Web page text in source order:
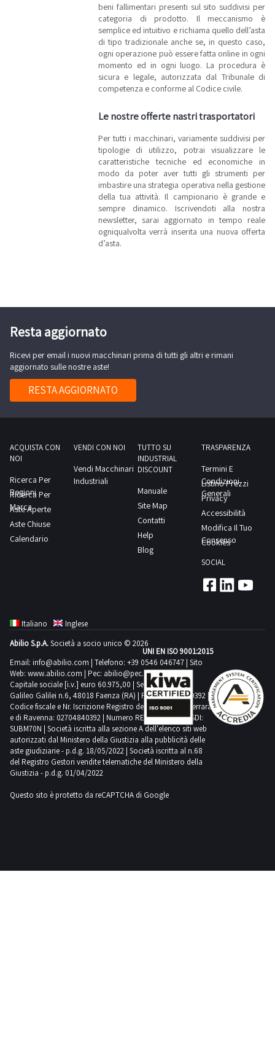
visualizzando
le
tecniche
dei beni. Se
hai dei
dubbi, puoi
sempre
contare su
nostro
ad ogni tua
domanda e
ti
supporterà
durante
ogni fase
della
trattativa.
Vuoi essere
sui nastri
e sugli altri
lotti della
sezione?
Iscriviti alla
nostra
newsletter!
Riceverai
ogni
settimana i
nuovi
articoli in
vendita.
beni fallimentari presenti sul sito suddivisi per
categoria di prodotto. Il meccanismo è
semplice ed intuitivo e richiama quello dell’asta
di tipo tradizionale anche se, in questo caso,
ogni operazione può essere fatta online in ogni
momento ed in ogni luogo. La procedura è
sicura e legale, autorizzata dal Tribunale di
competenza e conforme al Codice civile.
Le nostre offerte nastri trasportatori
Per tutti i macchinari, variamente suddivisi per
tipologie di utilizzo, potrai visualizzare le
caratteristiche tecniche ed economiche in
modo da poter aver tutti gli strumenti per
imbastire una strategia operativa nella gestione
della tua attività. Il campionario è grande e
sempre dinamico. Iscrivendoti alla nostra
newsletter, sarai aggiornato in tempo reale
ogniqualvolta verrà inserita una nuova offerta
d’asta.
Resta aggiornato
Ricevi per email i nuovi macchinari prima di tutti gli altri e rimani
aggiornato sulle nostre aste!
RESTA AGGIORNATO
ACQUISTA CON
NOI
Ricerca Per
Regioni
Ricerca Per
Marca
Aste Aperte
Aste Chiuse
Calendario
VENDI CON NOI
Vendi Macchinari
Industriali
TUTTO SU
INDUSTRIAL
DISCOUNT
Manuale
Site Map
Contatti
Help
Blog
TRASPARENZA
Termini E
Condizioni
Generali
Listino Prezzi
Privacy
Accessibilità
Modifica Il Tuo
Consenso
Cookies
SOCIAL
Italiano
Inglese
Abilio S.p.A.Società a socio unico © 2026
Email: info@abilio.com | Telefono: +39 0546 046747 | Sito
Web: www.abilio.com | Pec: abilio@pec.illimity.com
Capitale sociale [i.v.] euro 60.975,00 | Sede legale in Via
Galileo Galilei n.6, 48018 Faenza (RA) | P.IVA: 02704840392 |
Codice fiscale e Nr. Iscrizione Registro delle Imprese di Ferrara
e di Ravenna: 02704840392 | Numero REA RA 224830 | SDI:
SUBM70N | Società iscritta alla sezione A dell'elenco siti web
autorizzati dal Ministero della Giustizia alla pubblicità delle
aste giudiziarie - p.d.g. 18/05/2022 | Società iscritta al n.68
del Registro Gestori vendite telematiche del Ministero della
Giustizia - p.d.g. 01/04/2022
Questo sito è protetto da reCAPTCHA di Google
UNI EN ISO 9001:2015